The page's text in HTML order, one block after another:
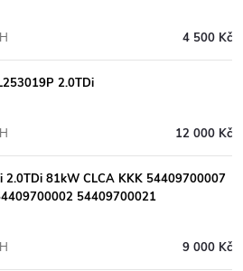
4 500 Kč
2.0TDi
12 000 Kč
2.0TDi 81kW CLCA KKK 54409700007
54409700021
9 000 Kč